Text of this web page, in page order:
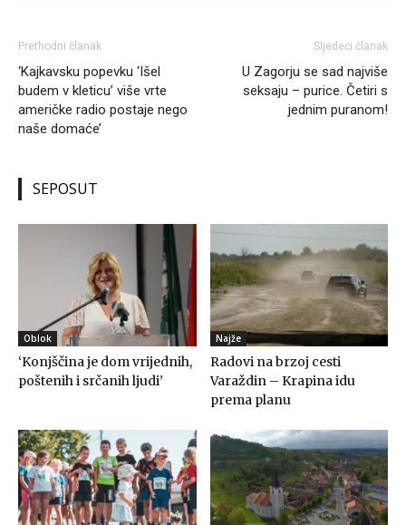
Prethodni članak
‘Kajkavsku popevku ‘Išel
budem v kleticu’ više vrte
američke radio postaje nego
naše domaće’
Sljedeći članak
U Zagorju se sad najviše
seksaju – purice. Četiri s
jednim puranom!
SEPOSUT
Oblok
‘Konjščina je dom vrijednih,
poštenih i srčanih ljudi’
Najže
Radovi na brzoj cesti
Varaždin – Krapina idu
prema planu